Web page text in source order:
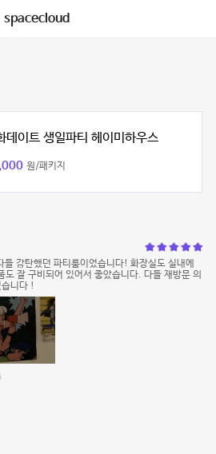
spacecloud
데이트 생일파티 헤이미하우스
원/패키지
들 감탄했던 파티룸이었습니다! 화장실도 실내에
도 잘 구비되어 있어서 좋았습니다. 다들 재방문 의
니다 !